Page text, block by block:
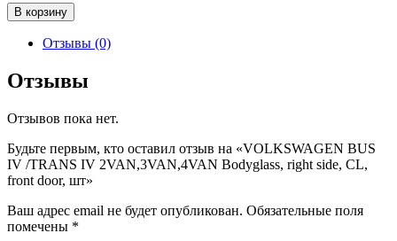
Количество
товара
VOLKSWAGEN
IV
/TRANS
2VAN,3VAN,4VAN
right
side,
CL,
door,
шт
В корзину
Отзывы (0)
Отзывы
Отзывов пока нет.
Будьте первым, кто оставил отзыв на «VOLKSWAGEN BUS
IV /TRANS IV 2VAN,3VAN,4VAN Bodyglass, right side, CL,
front door, шт»
Ваш адрес email не будет опубликован. Обязательные поля
помечены *